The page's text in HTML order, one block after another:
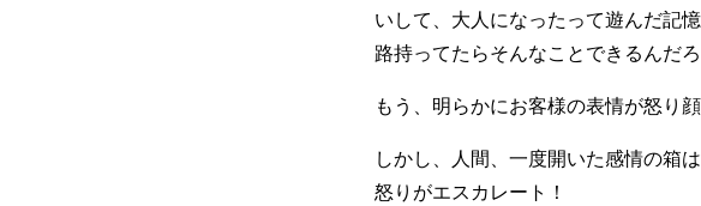
いして、大人になったって遊んだ記
路持ってたらそんなことできるんだ
もう、明らかにお客様の表情が怒り顔
しかし、人間、一度開いた感情の箱
怒りがエスカレート！